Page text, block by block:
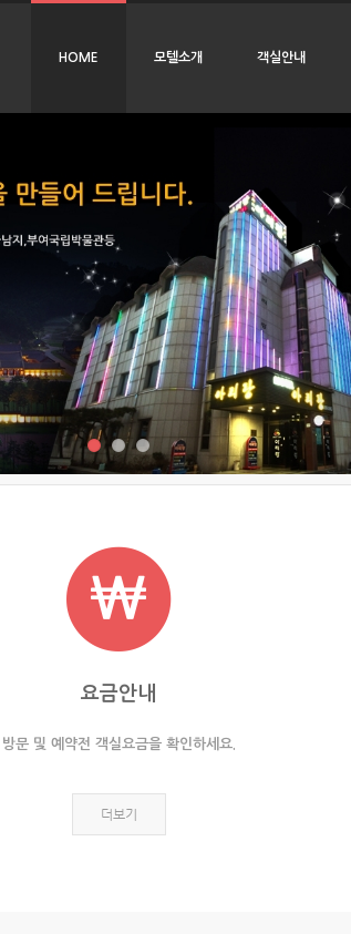
HOME 모텔소개 객실안내
요금안내
방문 및 예약전 객실요금을 확인하세요.
더보기